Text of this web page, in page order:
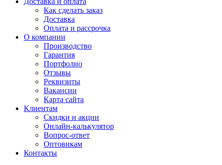
Как сделать заказ
Доставка
Оплата и рассрочка
О компании
Производство
Гарантия
Портфолио
Отзывы
Реквизиты
Вакансии
Карта сайта
Клиентам
Скидки и акции
Онлайн-калькулятор
Вопрос-ответ
Оптовикам
Контакты